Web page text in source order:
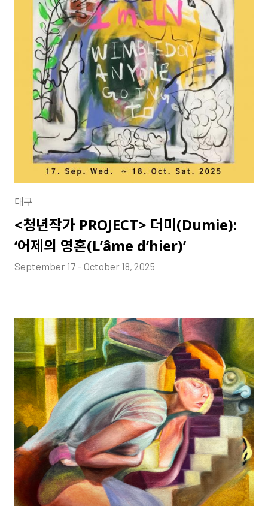
대구
<청년작가 PROJECT> 더미(Dumie):
‘어제의 영혼(L’âme d’hier)‘
September 17 – October 18, 2025